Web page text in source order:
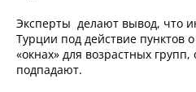
Эксперты делают вывод, что
Турции под действие пунктов
«окнах» для возрастных групп,
подпадают.